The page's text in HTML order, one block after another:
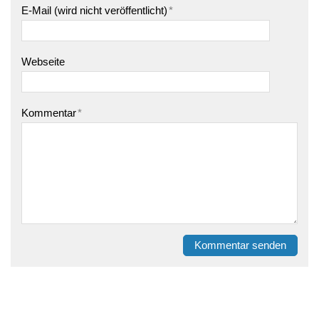
E-Mail (wird nicht veröffentlicht)*
Webseite
Kommentar*
Kommentar senden